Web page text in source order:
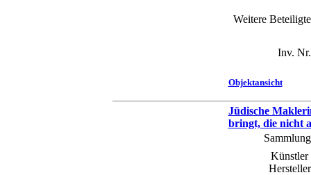
Weitere
Inv.
Objektansicht
Jüdische
bringt, die nicht
Künstler